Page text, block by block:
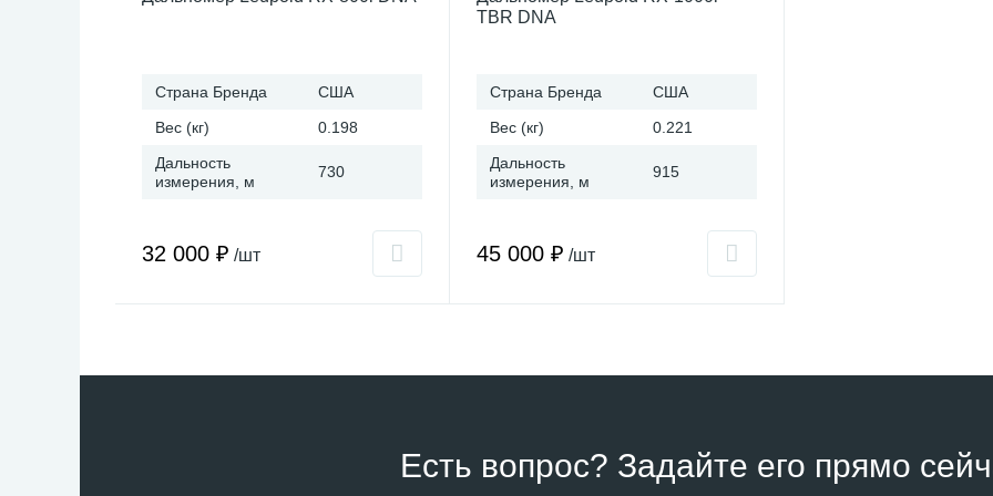
Страна Бренда
США
Вес (кг)
0.198
Дальность
измерения, м
730
32 000 ₽ /шт
TBR DNA
Страна Бренда
США
Вес (кг)
0.221
Дальность
измерения, м
915
45 000 ₽ /шт
Есть вопрос? Задайте его прямо